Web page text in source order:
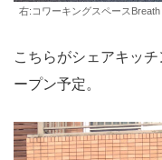
右:コワーキングスペースBreath
こちらがシェアキッ
ープン予定。